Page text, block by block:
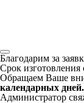
Благодарим за
Срок изготовления
Обращаем Ваше
календарных дней.
Администратор